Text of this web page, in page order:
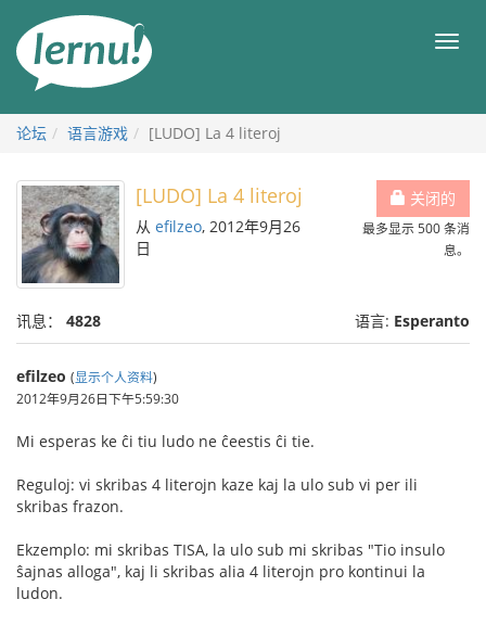
目
论坛 语言游戏 [LUDO] La 4 literoj
关闭的
最多显示 500 条消
息。
[LUDO] La 4 literoj
从 efilzeo, 2012年9月26
日
讯息： 4828 语言: Esperanto
efilzeo (显示个人资料)
2012年9月26日下午5:59:30
Mi esperas ke ĉi tiu ludo ne ĉeestis ĉi tie.
Reguloj: vi skribas 4 literojn kaze kaj la ulo sub vi per ili
skribas frazon.
Ekzemplo: mi skribas TISA, la ulo sub mi skribas "Tio insulo
ŝajnas alloga", kaj li skribas alia 4 literojn pro kontinui la
ludon.